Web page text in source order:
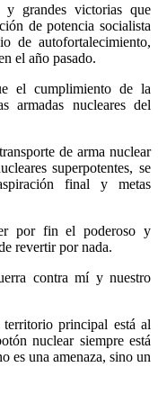
grandes victorias que
de potencia socialista
de autofortalecimiento,
el año pasado.
el cumplimiento de la
armadas nucleares del
de arma nuclear
superpotentes, se
final y metas
por fin el poderoso y
revertir por nada.
contra mí y nuestro
principal está al
nuclear siempre está
es una amenaza, sino un